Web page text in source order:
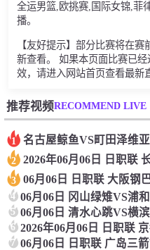
全运男篮,欧挑赛,国际女锦,菲
播。
【友好提示】部分比赛将在
新查看。 如果本页面比赛已
效，请进入网站首页查看最新
推荐视频RECOMMEND LIVE
1
2 2026年06月06日 日职联
3 06月06日 日职联 大阪钢
4 06月06日 冈山绿雉VS浦
5 06月06日 清水心跳VS横
6 2026年06月06日 日职联
7 06月06日 日职联 广岛三